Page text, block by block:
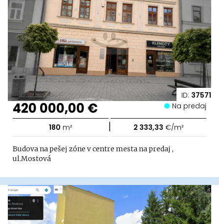
ID: 37571
420 000,00 € Na predaj
180 m² | 2 333,33 €/m²
Budova na pešej zóne v centre mesta na predaj ,
ul.Mostová